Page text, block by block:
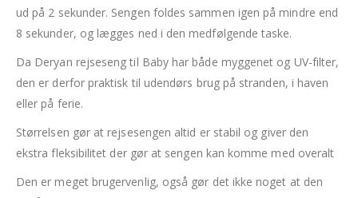
ud på 2 sekunder. Sengen foldes sammen igen på mindre end
8 sekunder, og lægges ned i den medfølgende taske.
Da Deryan rejseseng til Baby har både myggenet og UV-filter,
den er derfor praktisk til udendørs brug på stranden, i haven
eller på ferie.
Størrelsen gør at rejsesengen altid er stabil og giver den
ekstra fleksibilitet der gør at sengen kan komme med overalt
Den er meget brugervenlig, også gør det ikke noget at den